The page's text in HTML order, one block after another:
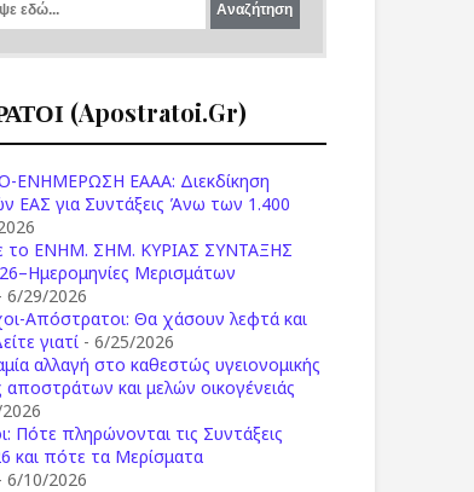
(apostratoi.gr)
ΕΝΗΜΕΡΩΣΗ ΕΑΑΑ: Διεκδίκηση
ΕΑΣ για Συντάξεις Άνω των 1.400
το ENHM. ΣΗΜ. ΚΥΡΙΑΣ ΣΥΝΤΑΞΗΣ
Μερισμάτων
6/29/2026
Απόστρατοι: Θα χάσουν λεφτά και
γιατί - 6/25/2026
αλλαγή στο καθεστώς υγειονομικής
αποστράτων και μελών οικογένειάς
Πότε πληρώνονται τις Συντάξεις
και πότε τα Μερίσματα
6/10/2026